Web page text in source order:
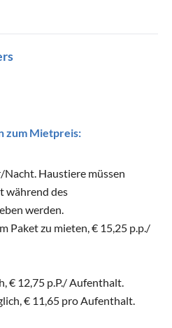
zum Mietpreis:
Haustiere müssen
während des
werden.
Paket zu mieten, € 15,25 p.p./
€ 12,75 p.P./ Aufenthalt.
€ 11,65 pro Aufenthalt.